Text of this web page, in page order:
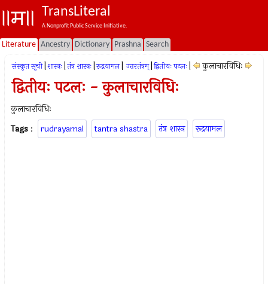
TransLiteral
A Nonprofit Public Service Initiative.
Literature Ancestry Dictionary Prashna Search
संस्कृत सूची शास्त्रः तंत्र शास्त्रः रूद्रयामल उत्तरतंत्रम् द्वितीयः पटलः कुलाचारविधिः
द्वितीयः पटलः - कुलाचारविधिः
कुलाचारविधिः
Tags : rudrayamal tantra shastra तंत्र शास्त्र रूद्रयामल